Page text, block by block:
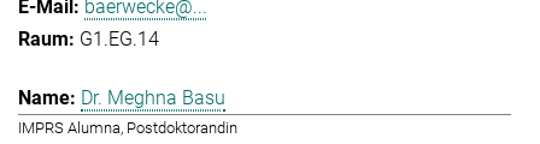
baerwecke@...
G1.EG.14
Dr. Meghna Basu
IMPRS Alumna, Postdoktorandin